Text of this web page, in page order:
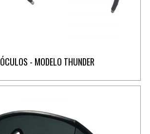
ÓCULOS - MODELO THUNDER